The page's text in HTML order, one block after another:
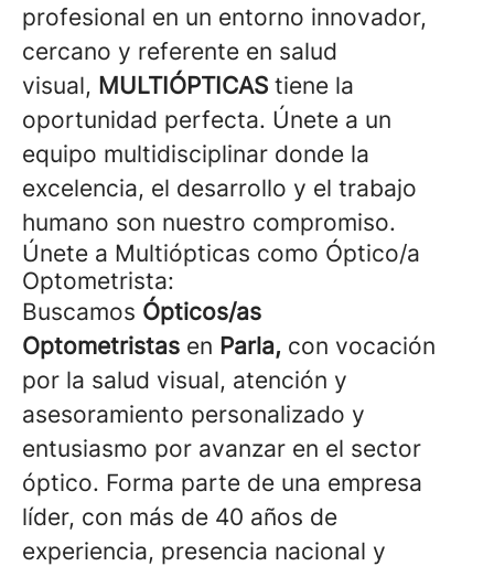
profesional en un entorno innovador,
cercano y referente en salud
visual, MULTIÓPTICAS tiene la
oportunidad perfecta. Únete a un
equipo multidisciplinar donde la
excelencia, el desarrollo y el trabajo
humano son nuestro compromiso.
Únete a Multiópticas como Óptico/a
Optometrista:
Buscamos Ópticos/as
Optometristas en Parla, con vocación
por la salud visual, atención y
asesoramiento personalizado y
entusiasmo por avanzar en el sector
óptico. Forma parte de una empresa
líder, con más de 40 años de
experiencia, presencia nacional y